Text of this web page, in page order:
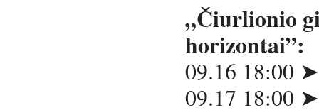
„Čiurlionio
horizontai”:
09.16 18:00
09.17 18:00